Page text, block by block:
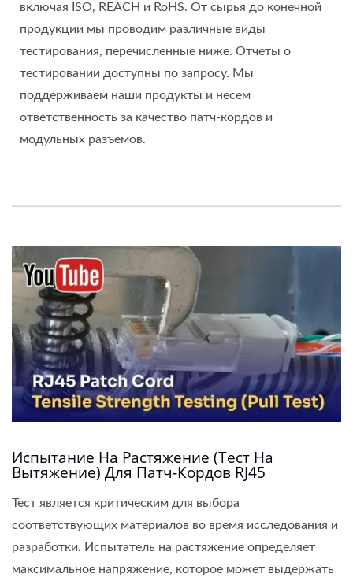
включая ISO, REACH и RoHS. От сырья до конечной
продукции мы проводим различные виды
тестирования, перечисленные ниже. Отчеты о
тестировании доступны по запросу. Мы
поддерживаем наши продукты и несем
ответственность за качество патч-кордов и
модульных разъемов.
Испытание На Растяжение (тест На
Вытяжение) Для Патч-Кордов RJ45
Тест является критическим для выбора
соответствующих материалов во время исследования и
разработки. Испытатель на растяжение определяет
максимальное напряжение, которое может выдержать